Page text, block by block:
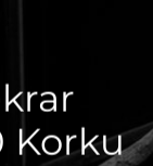
Korku